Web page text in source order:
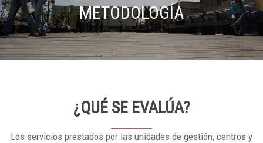
METODOLOGÍA
¿QUÉ SE EVALÚA?
Los servicios prestados por las unidades de gestión, centros y